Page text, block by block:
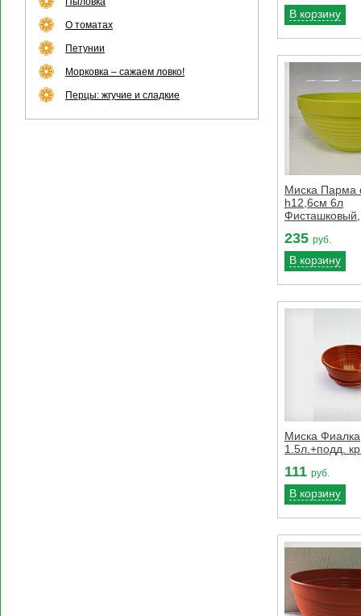
О томатах
Петунии
Морковка – сажаем ловко!
Перцы: жгучие и сладкие
В корзину
Миска Парма
h12,6см 6л
Фисташковый,
235 руб.
В корзину
Миска Фиалка
1.5л.+подд.
111 руб.
В корзину